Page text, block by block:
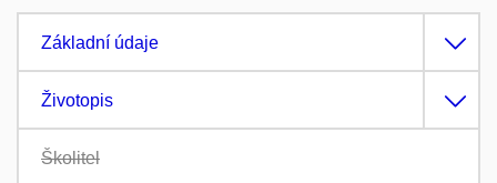
Základní údaje
Životopis
Školitel